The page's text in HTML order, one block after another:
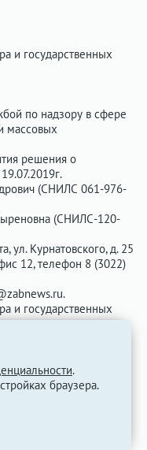
.
браузера.
и государственных
по надзору в сфере
массовых
решения о
(СНИЛС 061-976-
(СНИЛС-120-
ул. Курнатовского, д. 25
12, телефон 8 (3022)
.
и государственных
оплачены
ответственности за
в рекламных